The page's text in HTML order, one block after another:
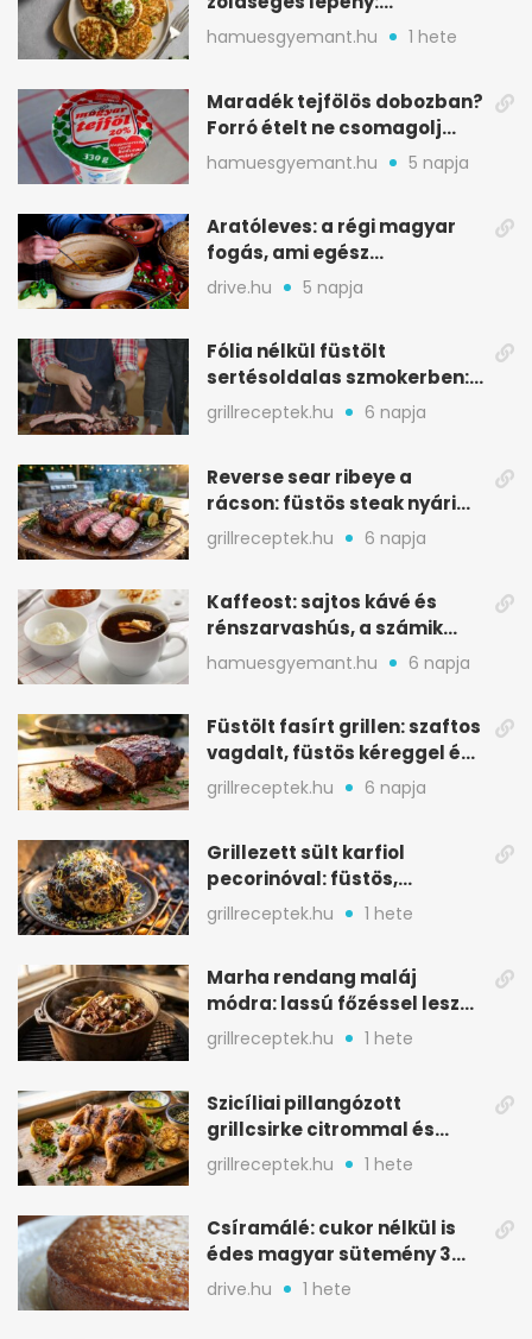
aranybarna, szaftos, hús
nélkül is
hamuesgyemant.hu 1 hete
Maradék tejfölös dobozban?
Forró ételt ne csomagolj
ilyen tégelybe
hamuesgyemant.hu 5 napja
Aratóleves: a régi magyar
fogás, ami egész
csapatokat jóllakatott
drive.hu 5 napja
Fólia nélkül füstölt
sertésoldalas szmokerben:
ropogós bark, 6 óra
grillreceptek.hu 6 napja
Reverse sear ribeye a
rácson: füstös steak nyári
tökkebabbal
grillreceptek.hu 6 napja
Kaffeost: sajtos kávé és
rénszarvashús, a számik
melegítő itala
hamuesgyemant.hu 6 napja
Füstölt fasírt grillen: szaftos
vagdalt, füstös kéreggel és
BBQ mázzal
grillreceptek.hu 6 napja
Grillezett sült karfiol
pecorinóval: füstös,
karamellizált nyári kedvenc
grillreceptek.hu 1 hete
Marha rendang maláj
módra: lassú főzéssel lesz
igazán szaftos
grillreceptek.hu 1 hete
Szicíliai pillangózott
grillcsirke citrommal és
oregánóval
grillreceptek.hu 1 hete
Csíramálé: cukor nélkül is
édes magyar sütemény 3
alapanyagból
drive.hu 1 hete